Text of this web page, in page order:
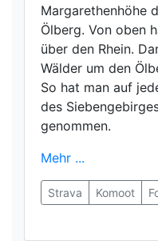
Margarethenhöhe
Ölberg. Von oben
über den Rhein.
Wälder um den
So hat man auf
des
genommen.
Mehr ...
Strava Komoot